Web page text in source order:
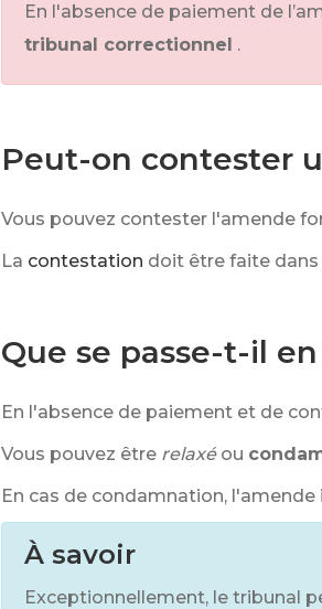
En l'absence de paiement de
tribunal correctionnel .
Peut-on contester
Vous pouvez contester l'amende
La contestation doit être faite dans
Que se passe-t-il
En l'absence de paiement et de
Vous pouvez être relaxé ou
En cas de condamnation, l'amende
À savoir
Exceptionnellement, le tribunal